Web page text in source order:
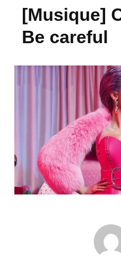
[Musique]
Be careful